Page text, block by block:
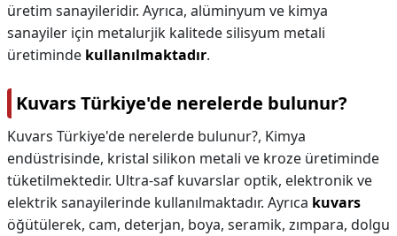
üretim sanayileridir. Ayrıca, alüminyum ve kimya
sanayiler için metalurjik kalitede silisyum metali
üretiminde kullanılmaktadır.
Kuvars Türkiye'de nerelerde bulunur?
Kuvars Türkiye'de nerelerde bulunur?, Kimya
endüstrisinde, kristal silikon metali ve kroze üretiminde
tüketilmektedir. Ultra-saf kuvarslar optik, elektronik ve
elektrik sanayilerinde kullanılmaktadır. Ayrıca kuvars
öğütülerek, cam, deterjan, boya, seramik, zımpara, dolgu